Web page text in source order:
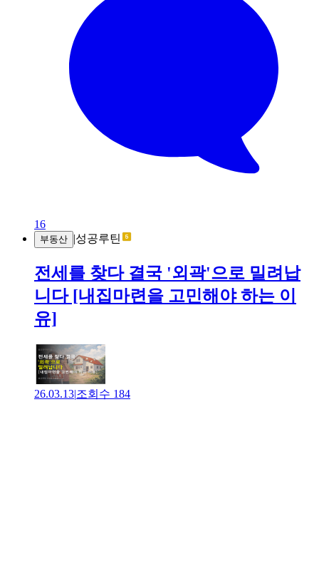
16
부동산 |성공루틴
전세를 찾다 결국 '외곽'으로 밀려납
니다 [내집마련을 고민해야 하는 이
유]
26.03.13|조회수 184